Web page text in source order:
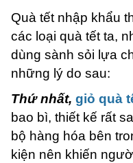
Quà tết nhập khẩu
các loại quà tết ta,
dùng sành sỏi lựa
những lý do sau:
Thứ nhất, giỏ quà
bao bì, thiết kế rất
bộ hàng hóa bên
kiện nên khiến